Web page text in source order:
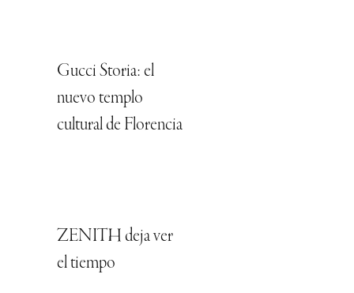
Gucci Storia: el
nuevo templo
cultural de Florencia
ZENITH deja ver
el tiempo